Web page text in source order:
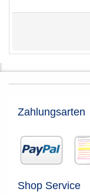
Zahlungsarten
Shop Service